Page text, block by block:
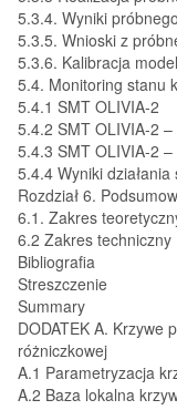
5.3.4. Wyniki
5.3.5. Wnioski z
5.3.6. Kalibracja
5.4. Monitoring stanu
5.4.1 SMT OLIVIA-2
5.4.2 SMT OLIVIA-2
5.4.3 SMT OLIVIA-2
5.4.4 Wyniki
Rozdział 6.
6.1. Zakres
6.2 Zakres techniczny
Bibliografia
Streszczenie
Summary
DODATEK A. Krzywe
różniczkowej
A.1 Parametryzacja
A.2 Baza lokalna